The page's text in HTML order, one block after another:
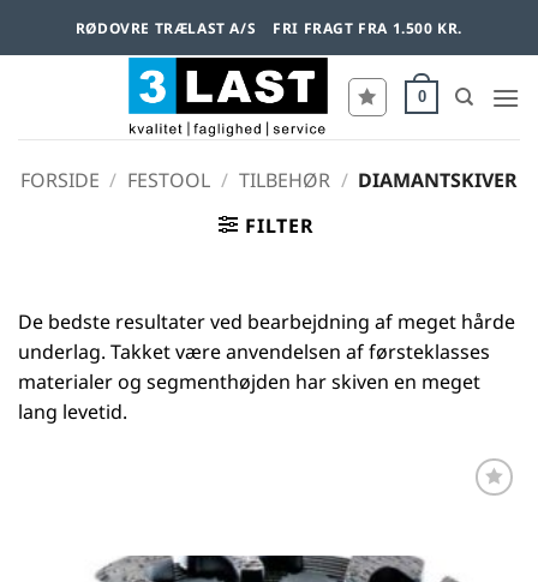
RØDOVRE TRÆLAST A/S FRI FRAGT FRA 1.500 KR.
0
FORSIDE / FESTOOL / TILBEHØR / DIAMANTSKIVER
FILTER
De bedste resultater ved bearbejdning af meget hårde
underlag. Takket være anvendelsen af førsteklasses
materialer og segmenthøjden har skiven en meget
lang levetid.